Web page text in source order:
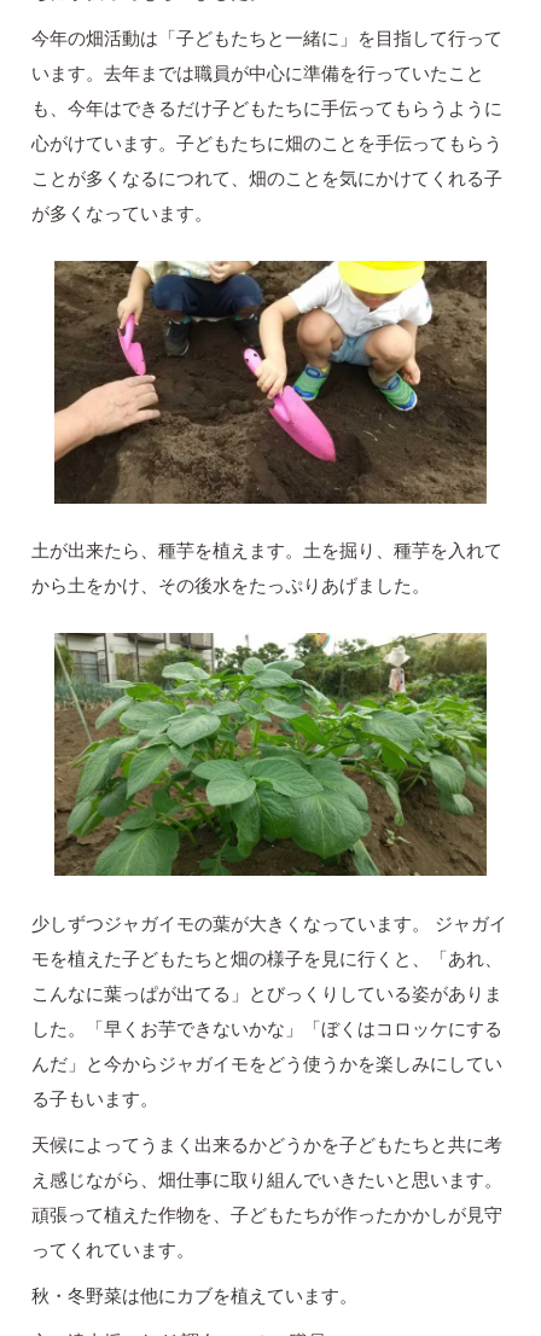
今年の畑活動は「子どもたちと一緒に」を目指して行って
います。去年までは職員が中心に準備を行っていたこと
も、今年はできるだけ子どもたちに手伝ってもらうように
心がけています。子どもたちに畑のことを手伝ってもらう
ことが多くなるにつれて、畑のことを気にかけてくれる子
が多くなっています。
土が出来たら、種芋を植えます。土を掘り、種芋を入れて
から土をかけ、その後水をたっぷりあげました。
少しずつジャガイモの葉が大きくなっています。 ジャガイ
モを植えた子どもたちと畑の様子を見に行くと、「あれ、
こんなに葉っぱが出てる」とびっくりしている姿がありま
した。「早くお芋できないかな」「ぼくはコロッケにする
んだ」と今からジャガイモをどう使うかを楽しみにしてい
る子もいます。
天候によってうまく出来るかどうかを子どもたちと共に考
え感じながら、畑仕事に取り組んでいきたいと思います。
頑張って植えた作物を、子どもたちが作ったかかしが見守
ってくれています。
秋・冬野菜は他にカブを植えています。